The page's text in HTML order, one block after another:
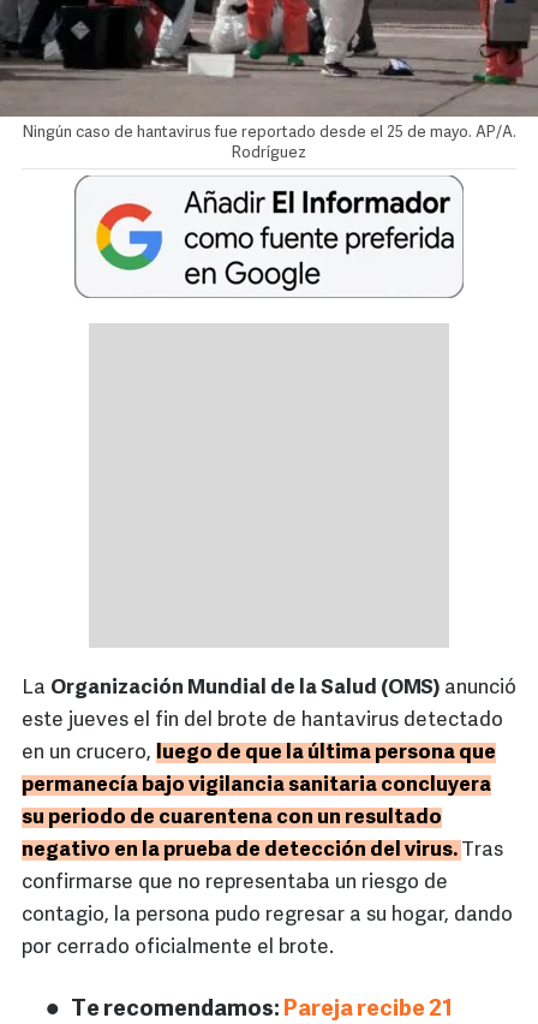
Ningún caso de hantavirus fue reportado desde el 25 de mayo. AP/A.
Rodríguez
La Organización Mundial de la Salud (OMS) anunció
este jueves el fin del brote de hantavirus detectado
en un crucero, luego de que la última persona que
permanecía bajo vigilancia sanitaria concluyera
su periodo de cuarentena con un resultado
negativo en la prueba de detección del virus. Tras
confirmarse que no representaba un riesgo de
contagio, la persona pudo regresar a su hogar, dando
por cerrado oficialmente el brote.
Te recomendamos: Pareja recibe 21